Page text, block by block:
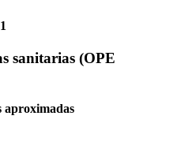
sanitarias (OPE
aproximadas